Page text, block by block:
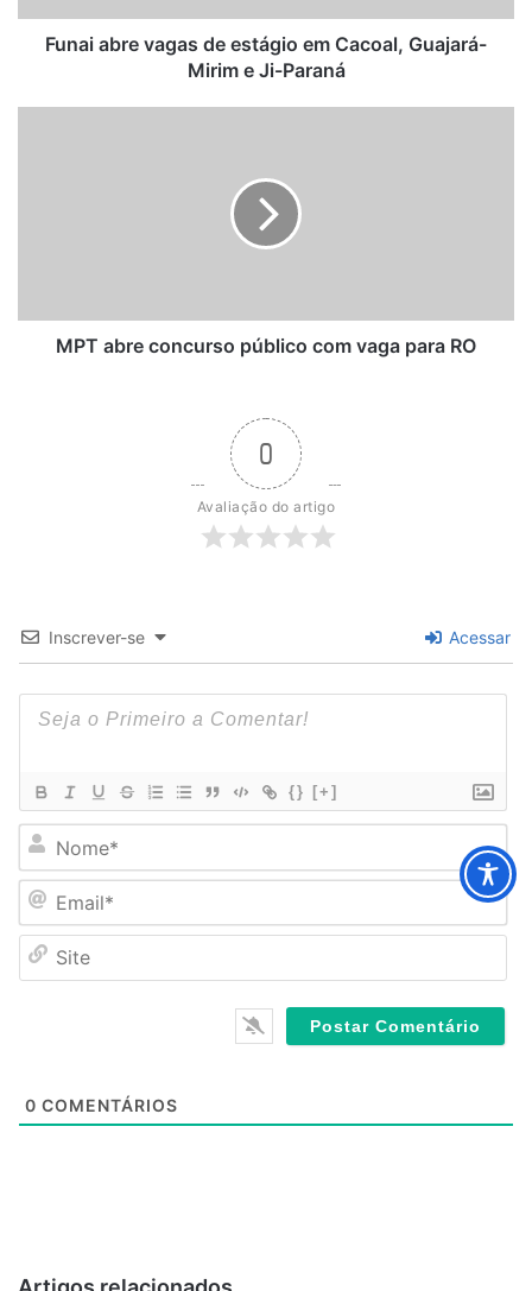
Mirim
Funai abre vagas de estágio em Cacoal, Guajará-
Mirim e Ji-Paraná
MPT abre concurso público com vaga para RO
0
Avaliação do artigo
Inscrever-se Acessar
{} [+]
o
m
e
E
a
*t
0 COMENTÁRIOS